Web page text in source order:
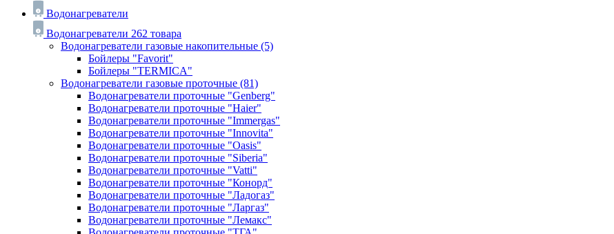
Водонагреватели
Водонагреватели 262 товара
Водонагреватели газовые накопительные (5)
Бойлеры "Favorit"
Бойлеры "TERMICA"
Водонагреватели газовые проточные (81)
Водонагреватели проточные "Genberg"
Водонагреватели проточные "Haier"
Водонагреватели проточные "Immergas"
Водонагреватели проточные "Innovita"
Водонагреватели проточные "Oasis"
Водонагреватели проточные "Siberia"
Водонагреватели проточные "Vatti"
Водонагреватели проточные "Конорд"
Водонагреватели проточные "Ладогаз"
Водонагреватели проточные "Ларгаз"
Водонагреватели проточные "Лемакс"